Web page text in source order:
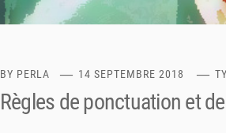
BY PERLA 14 SEPTEMBRE 2018
Règles de ponctuation et